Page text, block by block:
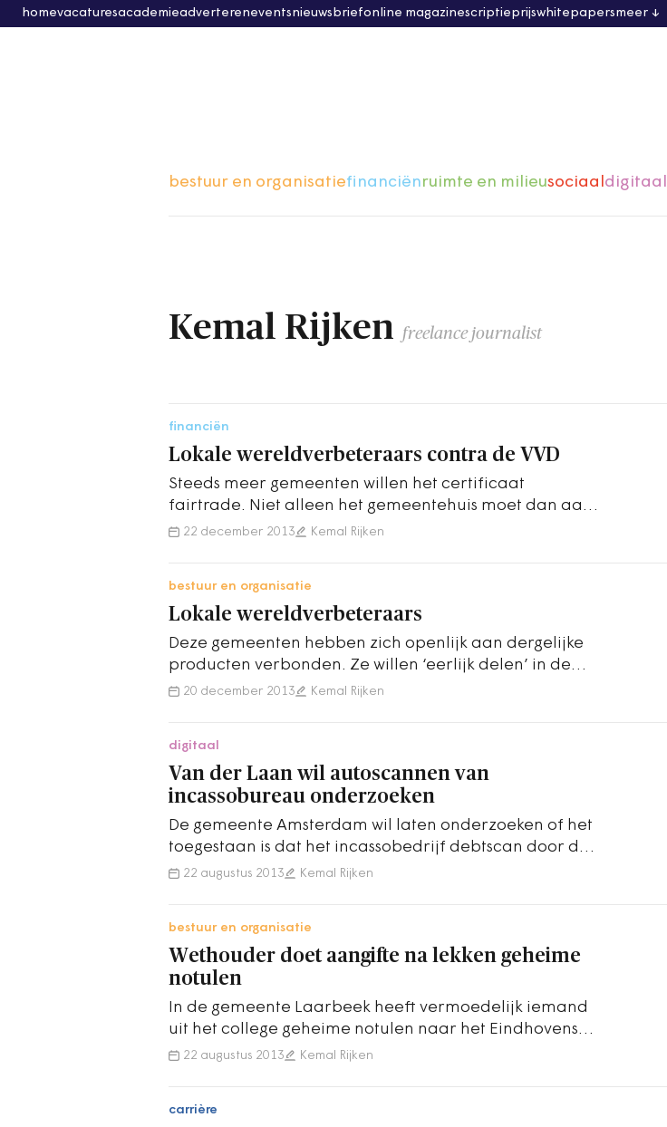
homevacaturesacademieadvertereneventsnieuwsbriefonline magazinescriptieprijswhitepapersmeer
bestuur en organisatiefinanciënruimte en milieusociaaldigitaal
Kemal Rijken freelance journalist
financiën
Lokale wereldverbeteraars contra de VVD
Steeds meer gemeenten willen het certificaat
fairtrade. Niet alleen het gemeentehuis moet dan aan
de Max Havelaarkoffie, ook lokale…
22 december 2013 Kemal Rijken
bestuur en organisatie
Lokale wereldverbeteraars
Deze gemeenten hebben zich openlijk aan dergelijke
producten verbonden. Ze willen ‘eerlijk delen’ in de
aloude gedachte van…
20 december 2013 Kemal Rijken
digitaal
Van der Laan wil autoscannen van
incassobureau onderzoeken
De gemeente Amsterdam wil laten onderzoeken of het
toegestaan is dat het incassobedrijf debtscan door de
stad rijdt met een camera-auto die…
22 augustus 2013 Kemal Rijken
bestuur en organisatie
Wethouder doet aangifte na lekken geheime
notulen
In de gemeente Laarbeek heeft vermoedelijk iemand
uit het college geheime notulen naar het Eindhovens
Dagblad gelekt over onterechte…
22 augustus 2013 Kemal Rijken
carrière